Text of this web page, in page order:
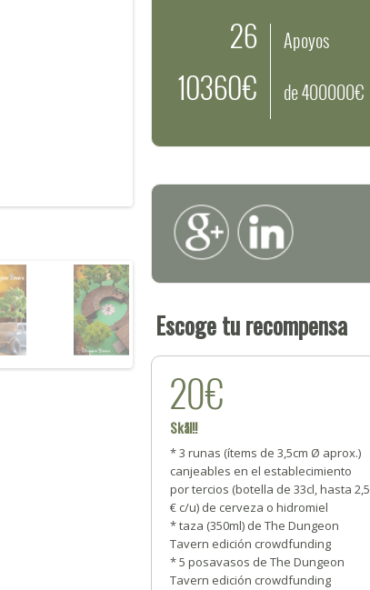
26
10360€
Apoyos
de 400000€
Escoge tu recompensa
20€
Skål!!
* 3 runas (ítems de 3,5cm Ø aprox.)
canjeables en el establecimiento
por tercios (botella de 33cl, hasta 2,5
€ c/u) de cerveza o hidromiel
* taza (350ml) de The Dungeon
Tavern edición crowdfunding
* 5 posavasos de The Dungeon
Tavern edición crowdfunding